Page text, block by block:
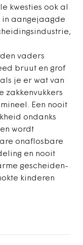
kwesties ook al
in aangejaagde
vaders
bruut en grof
als je er wat van
zakkenvukkers
Een nooit
ondanks
wordt
onaflosbare
en nooit
gescheiden-
kinderen